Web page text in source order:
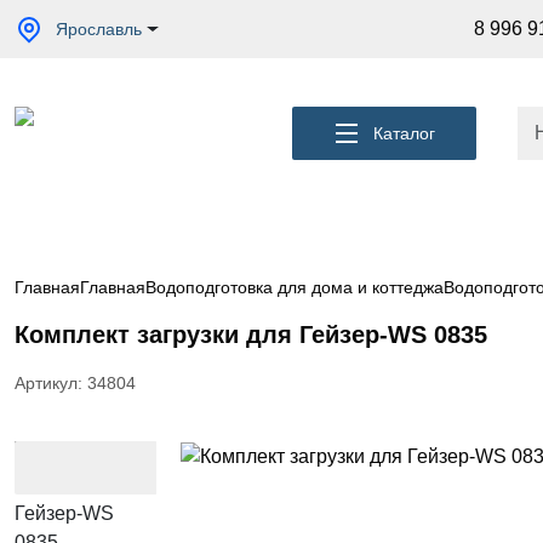
Ярославль 8 996
Каталог
Акции
скважины
коттеджа
Септики
ГлавнаяГлавнаяВодоподготовка для дома и коттеджа
Комплект загрузки для Гейзер-WS 0835
Артикул: 34804